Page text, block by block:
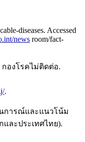
diseases. Accessed
news room/fact-
กองโรคไม่ติดต่อ.
.
การณ์และแนวโน้ม
ละประเทศไทย).